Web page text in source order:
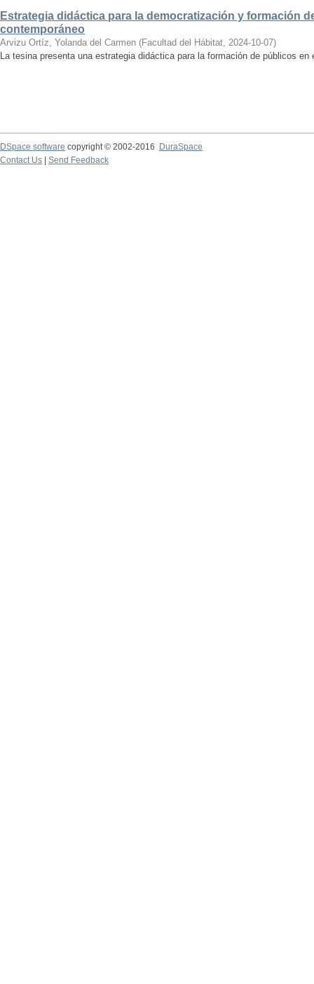
Estrategia didáctica para la democratización y formación
contemporáneo
Arvizu Ortíz, Yolanda del Carmen (Facultad del Hábitat, 2024-10-07)
La tesina presenta una estrategia didáctica para la formación de públicos en
DSpace software copyright © 2002-2016
DuraSpace
Contact Us
Send Feedback